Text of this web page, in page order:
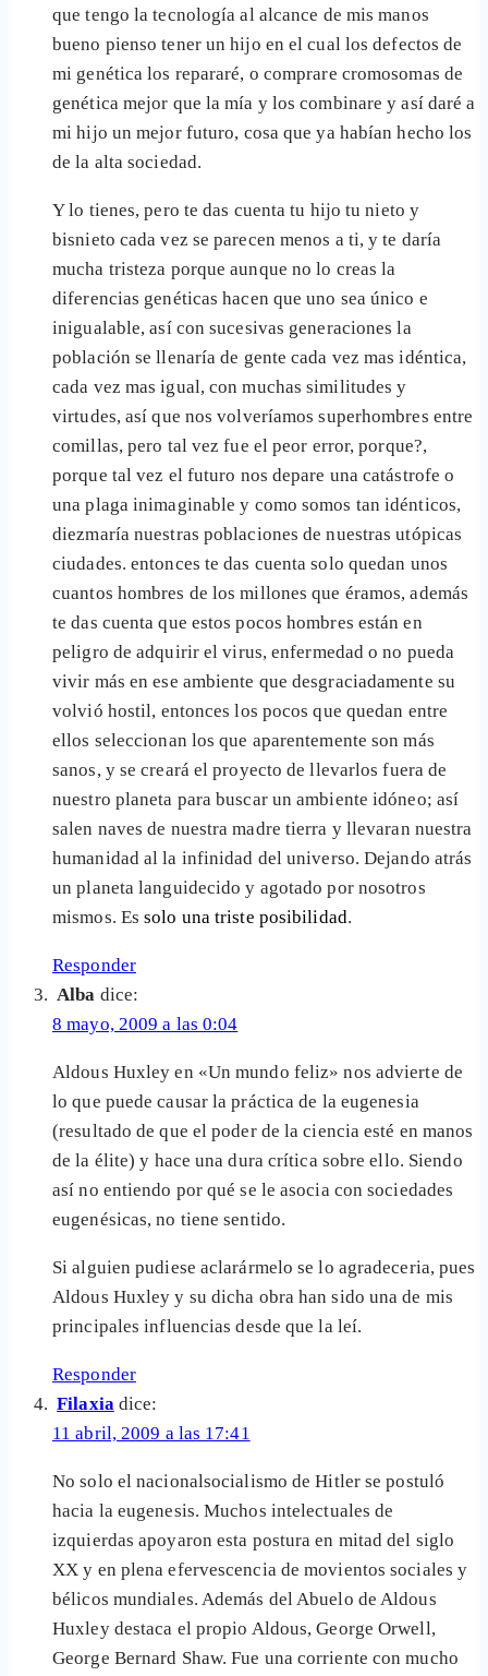
que tengo la tecnología al alcance de mis manos
bueno pienso tener un hijo en el cual los defectos de
mi genética los repararé, o comprare cromosomas de
genética mejor que la mía y los combinare y así daré a
mi hijo un mejor futuro, cosa que ya habían hecho los
de la alta sociedad.
Y lo tienes, pero te das cuenta tu hijo tu nieto y
bisnieto cada vez se parecen menos a ti, y te daría
mucha tristeza porque aunque no lo creas la
diferencias genéticas hacen que uno sea único e
inigualable, así con sucesivas generaciones la
población se llenaría de gente cada vez mas idéntica,
cada vez mas igual, con muchas similitudes y
virtudes, así que nos volveríamos superhombres entre
comillas, pero tal vez fue el peor error, porque?,
porque tal vez el futuro nos depare una catástrofe o
una plaga inimaginable y como somos tan idénticos,
diezmaría nuestras poblaciones de nuestras utópicas
ciudades. entonces te das cuenta solo quedan unos
cuantos hombres de los millones que éramos, además
te das cuenta que estos pocos hombres están en
peligro de adquirir el virus, enfermedad o no pueda
vivir más en ese ambiente que desgraciadamente su
volvió hostil, entonces los pocos que quedan entre
ellos seleccionan los que aparentemente son más
sanos, y se creará el proyecto de llevarlos fuera de
nuestro planeta para buscar un ambiente idóneo; así
salen naves de nuestra madre tierra y llevaran nuestra
humanidad al la infinidad del universo. Dejando atrás
un planeta languidecido y agotado por nosotros
mismos. Essolo una triste posibilidad.
Responder
Alba dice:
8 mayo, 2009 a las 0:04
Aldous Huxley en «Un mundo feliz» nos advierte de
lo que puede causar la práctica de la eugenesia
(resultado de que el poder de la ciencia esté en manos
de la élite) y hace una dura crítica sobre ello. Siendo
así no entiendo por qué se le asocia con sociedades
eugenésicas, no tiene sentido.
Si alguien pudiese aclarármelo se lo agradeceria, pues
Aldous Huxley y su dicha obra han sido una de mis
principales influencias desde que la leí.
Responder
Filaxia dice:
11 abril, 2009 a las 17:41
No solo el nacionalsocialismo de Hitler se postuló
hacia la eugenesis. Muchos intelectuales de
izquierdas apoyaron esta postura en mitad del siglo
XX y en plena efervescencia de movientos sociales y
bélicos mundiales. Además del Abuelo de Aldous
Huxley destaca el propio Aldous, George Orwell,
George Bernard Shaw. Fue una corriente con mucho